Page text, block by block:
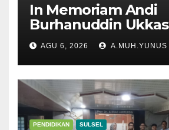
In Memoriam Andi
Burhanuddin Ukkas
AGU 6, 2026 A.MUH.YUNUS
PENDIDIKAN SULSEL